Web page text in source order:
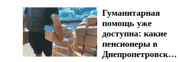
длительных
обесточений
Гуманитарная
помощь уже
доступна: какие
пенсионеры в
Днепропетровской